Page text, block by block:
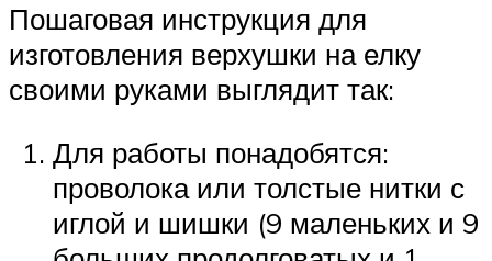
Пошаговая инструкция для
изготовления верхушки на елку
своими руками выглядит так:
Для работы понадобятся:
проволока или толстые нитки с
иглой и шишки (9 маленьких и 9